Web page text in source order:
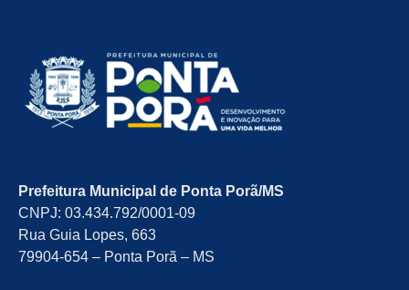
Prefeitura Municipal de Ponta Porã/MS
CNPJ: 03.434.792/0001-09
Rua Guia Lopes, 663
79904-654 – Ponta Porã – MS